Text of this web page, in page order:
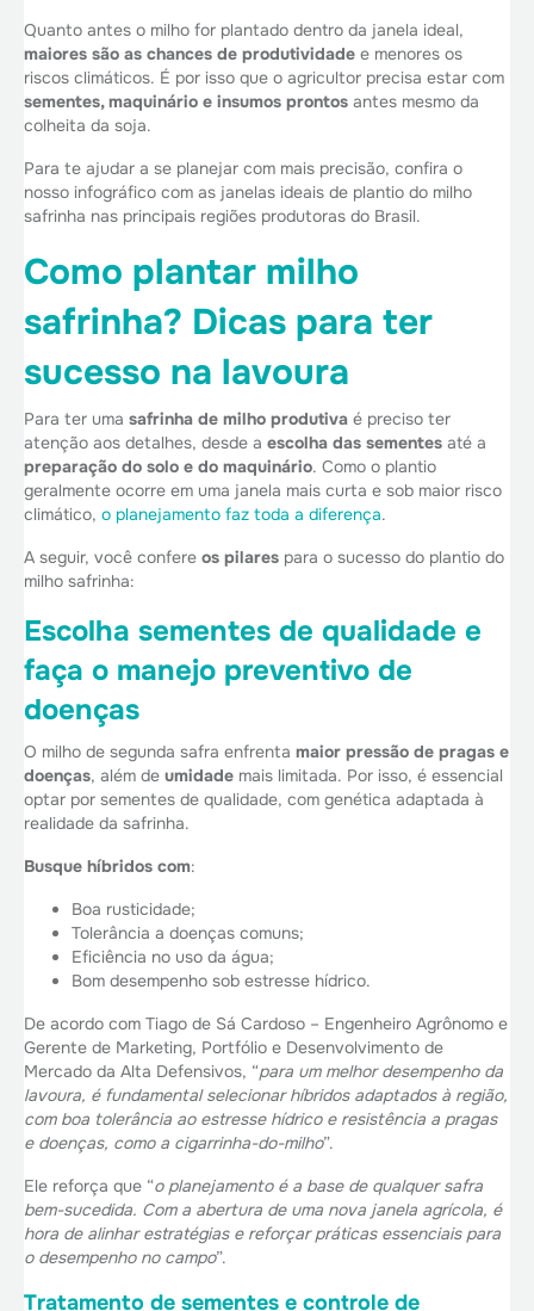
Quanto antes o milho for plantado dentro da janela ideal,
maiores são as chances de produtividade e menores os
riscos climáticos. É por isso que o agricultor precisa estar com
sementes, maquinário e insumos prontos antes mesmo da
colheita da soja.
Para te ajudar a se planejar com mais precisão, confira o
nosso infográfico com as janelas ideais de plantio do milho
safrinha nas principais regiões produtoras do Brasil.
Como plantar milho
safrinha? Dicas para ter
sucesso na lavoura
Para ter uma safrinha de milho produtiva é preciso ter
atenção aos detalhes, desde a escolha das sementes até a
preparação do solo e do maquinário. Como o plantio
geralmente ocorre em uma janela mais curta e sob maior risco
climático, o planejamento faz toda a diferença.
A seguir, você confere os pilares para o sucesso do plantio do
milho safrinha:
Escolha sementes de qualidade e
faça o manejo preventivo de
doenças
O milho de segunda safra enfrenta maior pressão de pragas e
doenças, além de umidade mais limitada. Por isso, é essencial
optar por sementes de qualidade, com genética adaptada à
realidade da safrinha.
Busque híbridos com:
Boa rusticidade;
Tolerância a doenças comuns;
Eficiência no uso da água;
Bom desempenho sob estresse hídrico.
De acordo com Tiago de Sá Cardoso – Engenheiro Agrônomo e
Gerente de Marketing, Portfólio e Desenvolvimento de
Mercado da Alta Defensivos, “para um melhor desempenho da
lavoura, é fundamental selecionar híbridos adaptados à região,
com boa tolerância ao estresse hídrico e resistência a pragas
e doenças, como a cigarrinha-do-milho”.
Ele reforça que “o planejamento é a base de qualquer safra
bem-sucedida. Com a abertura de uma nova janela agrícola, é
hora de alinhar estratégias e reforçar práticas essenciais para
o desempenho no campo”.
Tratamento de sementes e controle de